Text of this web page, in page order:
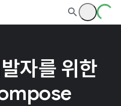
자를 위한